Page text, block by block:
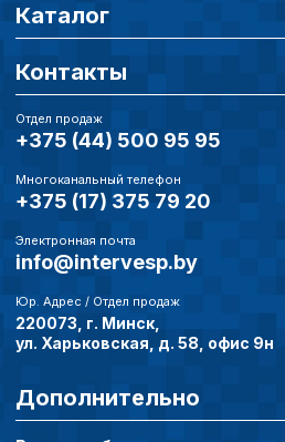
Каталог
Контакты
Отдел продаж
+375 (44) 500 95 95
Многоканальный телефон
+375 (17) 375 79 20
Электронная почта
info@intervesp.by
Юр. Адрес / Отдел продаж
220073, г. Минск,
ул. Харьковская, д. 58, офис 9н
Дополнительно